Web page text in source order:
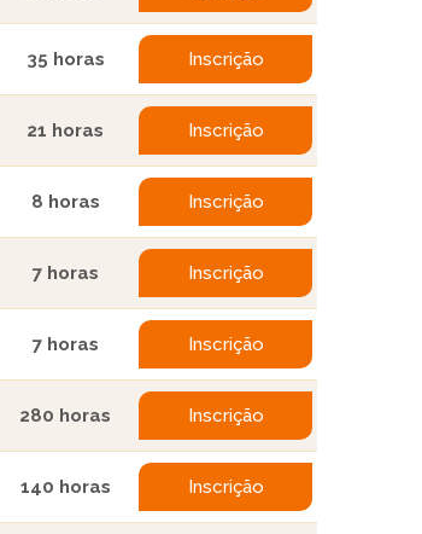
35 horas Inscrição
21 horas Inscrição
8 horas Inscrição
7 horas Inscrição
7 horas Inscrição
280 horas Inscrição
140 horas Inscrição